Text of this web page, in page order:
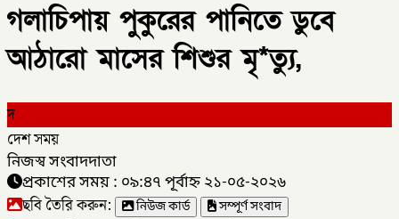
গলাচিপায় পুকুরের পানিতে ডুবে
আঠারো মাসের শিশুর মৃ*ত্যু,
দ
দেশ সময়
নিজস্ব সংবাদদাতা
প্রকাশের সময় : ০৯:৪৭ পূর্বাহ্ন ২১-০৫-২০২৬
ছবি তৈরি করুন: নিউজ কার্ড
সম্পূর্ণ সংবাদ